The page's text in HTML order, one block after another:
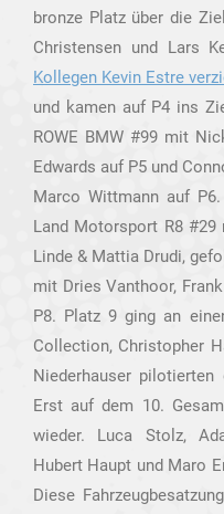
bronze Platz über die
Christensen und Lars
Kollegen Kevin Estre
und kamen auf P4 ins
ROWE BMW #99 mit
Edwards auf P5 und
Marco Wittmann auf
Land Motorsport R8
Linde & Mattia Drudi,
mit Dries Vanthoor,
P8. Platz 9 ging an
Collection, Christopher
Niederhauser
Erst auf dem 10.
wieder. Luca Stolz,
Hubert Haupt und Maro
Diese